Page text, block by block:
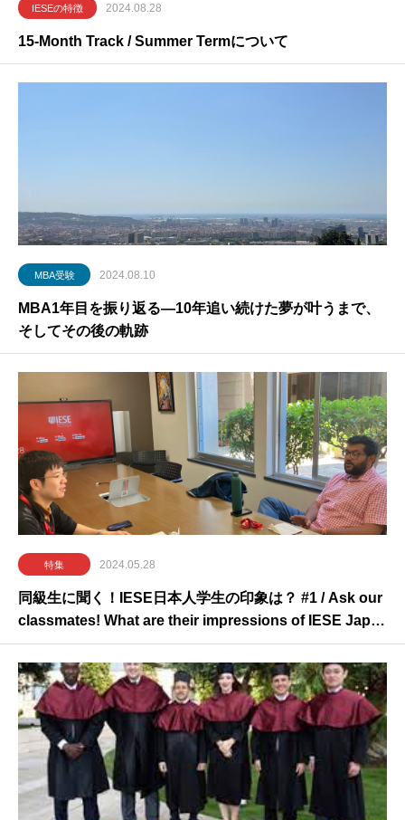
IESEの特徴 2024.08.28
15-Month Track / Summer Termについて
MBA受験 2024.08.10
MBA1年目を振り返る―10年追い続けた夢が叶うまで、
そしてその後の軌跡
特集 2024.05.28
同級生に聞く！IESE日本人学生の印象は？ #1 / Ask our
classmates! What are their impressions of IESE Japa
nese students? #1